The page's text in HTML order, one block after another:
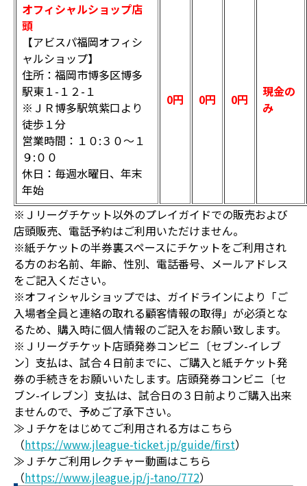
オフィシャルショップ店
頭
【アビスパ福岡オフィシ
ャルショップ】
住所：福岡市博多区博多
駅東１-１２-１
※ＪＲ博多駅筑紫口より
徒歩１分
営業時間：１０:３０～１
９:００
休日：毎週水曜日、年末
年始
0円 0円 0円
現金の
み
※Ｊリーグチケット以外のプレイガイドでの販売および
店頭販売、電話予約はご利用いただけません。
※紙チケットの半券裏スペースにチケットをご利用され
る方のお名前、年齢、性別、電話番号、メールアドレス
をご記入ください。
※オフィシャルショップでは、ガイドラインにより「ご
入場者全員と連絡の取れる顧客情報の取得」が必須とな
るため、購入時に個人情報のご記入をお願い致します。
※Ｊリーグチケット店頭発券コンビニ〔セブン-イレブ
ン〕支払は、試合４日前までに、ご購入と紙チケット発
券の手続きをお願いいたします。店頭発券コンビニ〔セ
ブン-イレブン〕支払は、試合日の３日前よりご購入出来
ませんので、予めご了承下さい。
≫Ｊチケをはじめてご利用される方はこちら
（https://www.jleague-ticket.jp/guide/first）
≫Ｊチケご利用レクチャー動画はこちら
（https://www.jleague.jp/j-tano/772）